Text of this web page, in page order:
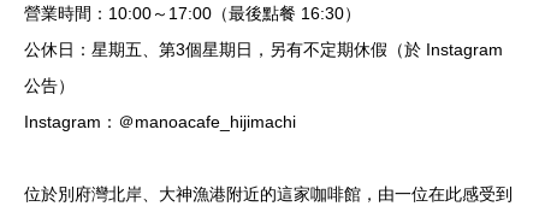
營業時間：10:00～17:00（最後點餐 16:30）
公休日：星期五、第3個星期日，另有不定期休假（於 Instagram
公告）
Instagram：＠manoacafe_hijimachi
位於別府灣北岸、大神漁港附近的這家咖啡館，由一位在此感受到